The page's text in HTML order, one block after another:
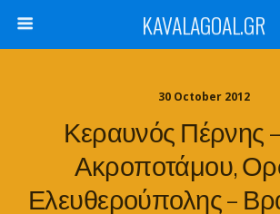
KAVALAGOAL.GR
30 October 2012
Κεραυνός Πέρνης
Ακροποτάμου,
Ελευθερούπολης –